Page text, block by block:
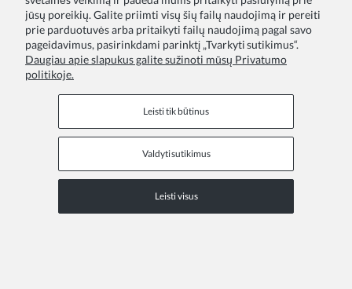
Aria šokoladinė pūsta suknelė mergaitei su perlų broša
39,00 €
jūsų poreikių. Galite priimti visų šių failų naudojimą ir pereiti
prie parduotuvės arba pritaikyti failų naudojimą pagal savo
pageidavimus, pasirinkdami parinktį „Tvarkyti sutikimus“.
Daugiau apie slapukus galite sužinoti mūsų Privatumo
politikoje.
Leisti tik būtinus
Valdyti sutikimus
Leisti visus